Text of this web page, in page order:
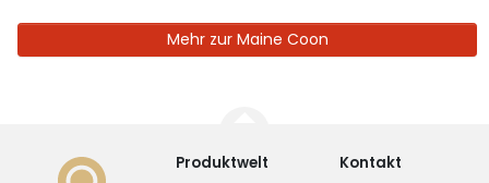
Mehr zur Maine Coon
Produktwelt Kontakt